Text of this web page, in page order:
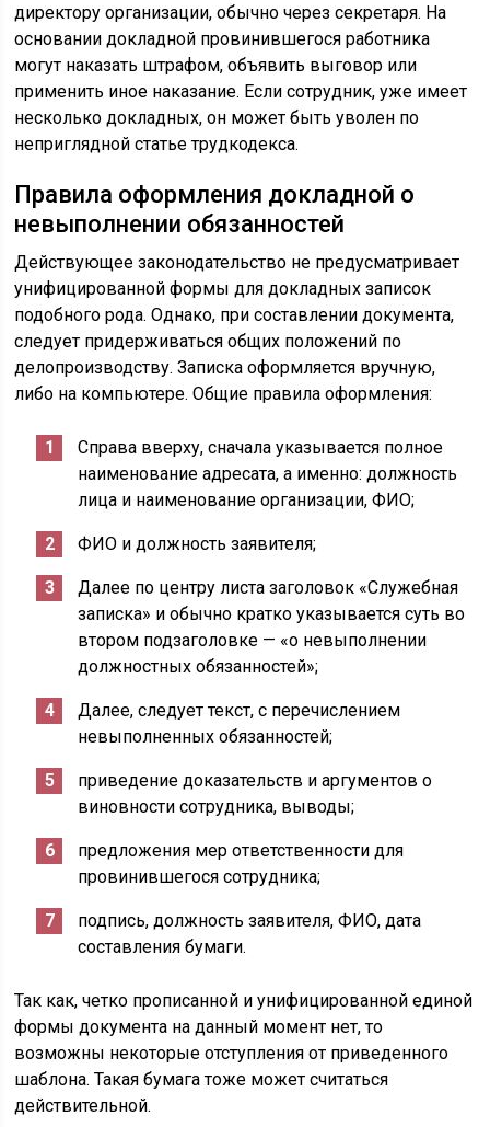
директору организации, обычно через секретаря. На
основании докладной провинившегося работника
могут наказать штрафом, объявить выговор или
применить иное наказание. Если сотрудник, уже имеет
несколько докладных, он может быть уволен по
неприглядной статье трудкодекса.
Правила оформления докладной о
невыполнении обязанностей
Действующее законодательство не предусматривает
унифицированной формы для докладных записок
подобного рода. Однако, при составлении документа,
следует придерживаться общих положений по
делопроизводству. Записка оформляется вручную,
либо на компьютере. Общие правила оформления:
Справа вверху, сначала указывается полное
наименование адресата, а именно: должность
лица и наименование организации, ФИО;
ФИО и должность заявителя;
Далее по центру листа заголовок «Служебная
записка» и обычно кратко указывается суть во
втором подзаголовке — «о невыполнении
должностных обязанностей»;
Далее, следует текст, с перечислением
невыполненных обязанностей;
приведение доказательств и аргументов о
виновности сотрудника, выводы;
предложения мер ответственности для
провинившегося сотрудника;
подпись, должность заявителя, ФИО, дата
составления бумаги.
Так как, четко прописанной и унифицированной единой
формы документа на данный момент нет, то
возможны некоторые отступления от приведенного
шаблона. Такая бумага тоже может считаться
действительной.